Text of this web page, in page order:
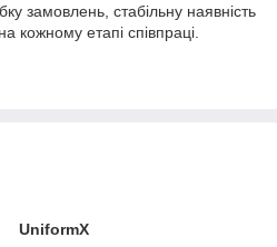
замовлень, стабільну наявність
кожному етапі співпраці.
UniformX